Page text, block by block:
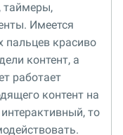
таймеры,
Имеется
пальцев красиво
контент, а
работает
контент на
то